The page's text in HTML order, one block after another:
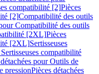
compatibilité [2]Pièces
[2]Compatibilité des outils
Compatibilité des outils
[2XL]Pièces
[2XL]Sertisseuses
compatibilité
pour Outils de
pressionPièces détachées